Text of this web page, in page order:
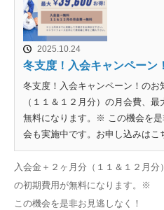
2025.10.24
冬支度！入会キャンペーン！
冬支度！入会キャンペーン！の
（１１＆１２月分）の月会費、
無料になります。※ この機会を
会も実施中です。お申し込みはこ
入会金＋２ヶ月分（１１＆１２月
の初期費用が無料になります。※
この機会を是非お見逃しなく！